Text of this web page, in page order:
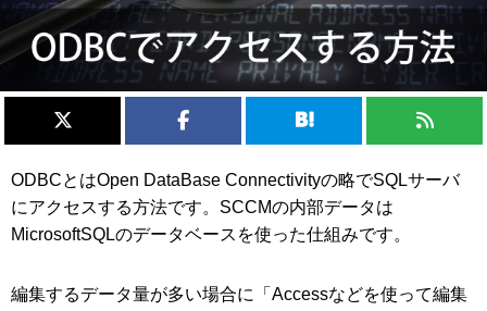
ODBCとはOpen DataBase Connectivityの略でSQLサーバ
にアクセスする方法です。SCCMの内部データは
MicrosoftSQLのデータベースを使った仕組みです。
編集するデータ量が多い場合に「Accessなどを使って編集